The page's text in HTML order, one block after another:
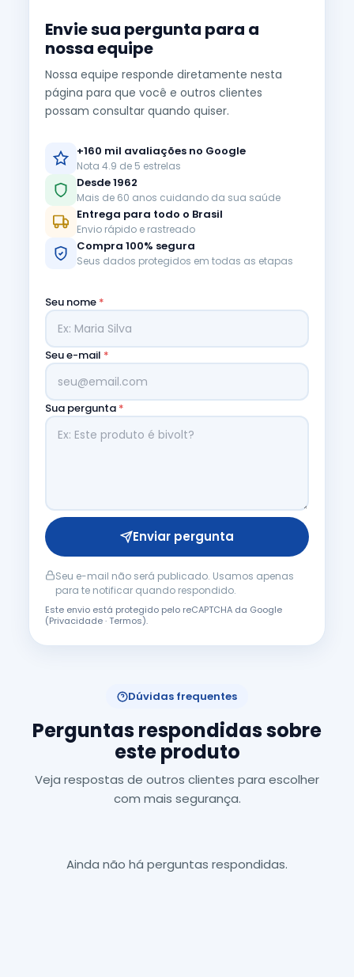
Envie sua pergunta para a
nossa equipe
Nossa equipe responde diretamente nesta
página para que você e outros clientes
possam consultar quando quiser.
+160 mil avaliações no Google
Nota 4.9 de 5 estrelas
Desde 1962
Mais de 60 anos cuidando da sua saúde
Entrega para todo o Brasil
Envio rápido e rastreado
Compra 100% segura
Seus dados protegidos em todas as etapas
Seu nome *
Seu e-mail *
Sua pergunta *
Enviar pergunta
Seu e-mail não será publicado. Usamos apenas
para te notificar quando respondido.
Este envio está protegido pelo reCAPTCHA da Google
(Privacidade·Termos).
Dúvidas frequentes
Perguntas respondidas sobre
este produto
Veja respostas de outros clientes para escolher
com mais segurança.
Ainda não há perguntas respondidas.